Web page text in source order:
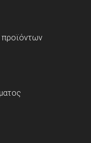
προϊόντων